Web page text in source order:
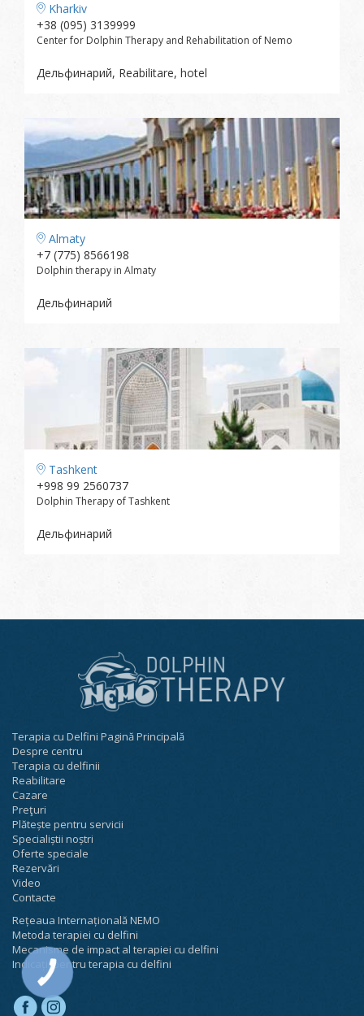
Kharkiv
+38 (095) 3139999
Center for Dolphin Therapy and Rehabilitation of Nemo
Дельфинарий, Reabilitare, hotel
Almaty
+7 (775) 8566198
Dolphin therapy in Almaty
Дельфинарий
Tashkent
+998 99 2560737
Dolphin Therapy of Tashkent
Дельфинарий
Terapia cu Delfini Pagină Principală
Despre centru
Terapia cu delfinii
Reabilitare
Cazare
Preţuri
Plătește pentru servicii
Specialiștii noștri
Oferte speciale
Rezervări
Video
Contacte
Rețeaua Internațională NEMO
Metoda terapiei cu delfini
Mecanisme de impact al terapiei cu delfini
Indicații pentru terapia cu delfini
КНОПКА
СВЯЗИ